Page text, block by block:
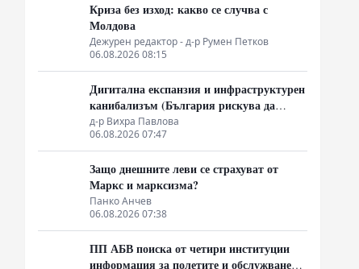
Криза без изход: какво се случва с
Молдова
Дежурен редактор - д-р Румен Петков
06.08.2026 08:15
Дигитална експанзия и инфраструктурен
канибализъм (България рискува да
плати дигиталната трансформация на
Европа с екологична катастрофа!)
д-р Вихра Павлова
06.08.2026 07:47
Защо днешните леви се страхуват от
Маркс и марксизма?
Панко Анчев
06.08.2026 07:38
ПП АБВ поиска от четири институции
информация за полетите и обслужването